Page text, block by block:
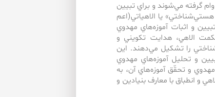
وام گرفته مي‌شوند و براي تبيين
يا الاهياتي(اعم
و اثبات آموزه‌هاي مهدوي
الاهي، هدايت تكويني و
را تشكيل مي‌دهند. اين
و تحليل آموزه‌هاي مهدوي
و تحقّق آموزه‌هاي آن، به
و انطباق با معارف بنيادين و